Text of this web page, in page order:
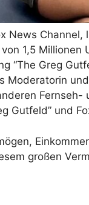
News Channel,
1,5 Millionen
“The Greg
Fernseh-
Gutfeld” und
großen